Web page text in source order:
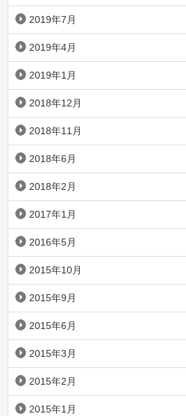
2019年7月
2019年4月
2019年1月
2018年12月
2018年11月
2018年6月
2018年2月
2017年1月
2016年5月
2015年10月
2015年9月
2015年6月
2015年3月
2015年2月
2015年1月